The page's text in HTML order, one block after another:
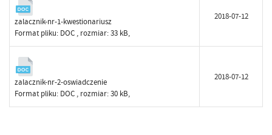
zalacznik-nr-1-kwestionariusz
Format pliku: DOC , rozmiar: 33 kB,
2018-07-12
zalacznik-nr-2-oswiadczenie
Format pliku: DOC , rozmiar: 30 kB,
2018-07-12